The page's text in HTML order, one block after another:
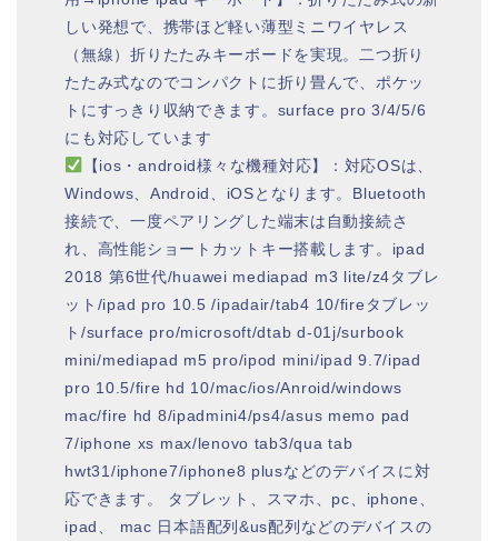
しい発想で、携帯ほど軽い薄型ミニワイヤレス
（無線）折りたたみキーボードを実現。二つ折り
たたみ式なのでコンパクトに折り畳んで、ポケッ
トにすっきり収納できます。surface pro 3/4/5/6
にも対応しています
【ios・android様々な機種対応】：対応OSは、
Windows、Android、iOSとなります。Bluetooth
接続で、一度ペアリングした端末は自動接続さ
れ、高性能ショートカットキー搭載します。ipad
2018 第6世代/huawei mediapad m3 lite/z4タブレ
ット/ipad pro 10.5 /ipadair/tab4 10/fireタブレッ
ト/surface pro/microsoft/dtab d-01j/surbook
mini/mediapad m5 pro/ipod mini/ipad 9.7/ipad
pro 10.5/fire hd 10/mac/ios/Anroid/windows
mac/fire hd 8/ipadmini4/ps4/asus memo pad
7/iphone xs max/lenovo tab3/qua tab
hwt31/iphone7/iphone8 plusなどのデバイスに対
応できます。 タブレット、スマホ、pc、iphone、
ipad、 mac 日本語配列&us配列などのデバイスの